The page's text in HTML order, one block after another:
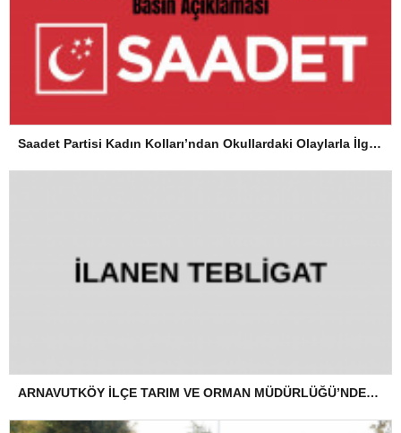
Saadet Partisi Kadın Kolları’ndan Okullardaki Olaylarla İlgili Basın Açıklaması
ARNAVUTKÖY İLÇE TARIM VE ORMAN MÜDÜRLÜĞÜ’NDEN İLANEN TEBLİGAT